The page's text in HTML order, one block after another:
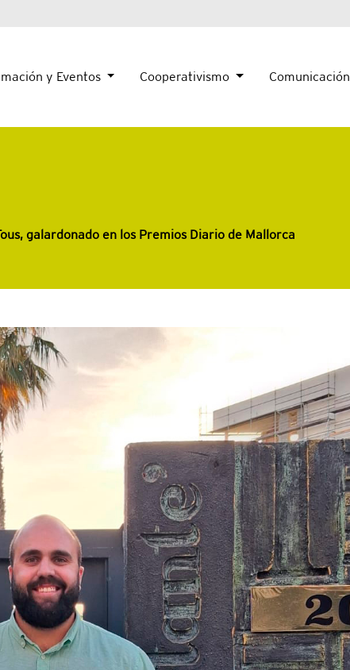
y Eventos Cooperativismo Comunicación
galardonado en los Premios Diario de Mallorca